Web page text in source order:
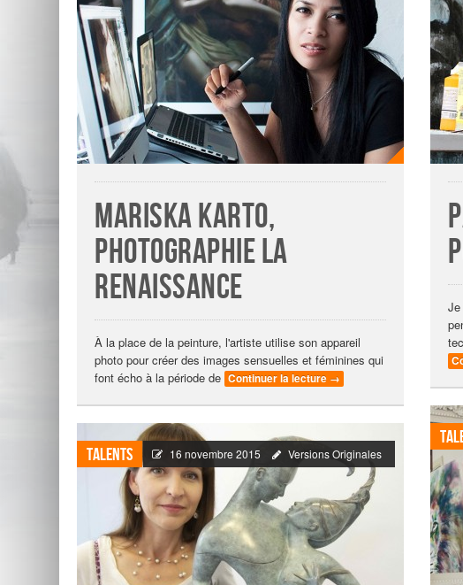
Mariska Karto,
photographie la
Renaissance
À la place de la peinture, l'artiste utilise son appareil
photo pour créer des images sensuelles et féminines qui
font écho à la période de Continuer la lecture →
Talents 16 novembre 2015 Versions Originales